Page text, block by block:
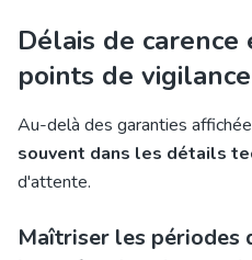
Délais de
points de
Au-delà des garanties
souvent dans les détails
d'attente.
Maîtriser les périodes